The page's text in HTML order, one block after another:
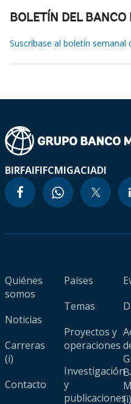
BOLETÍN DEL BANCO
Suscríbase al boletín semanal
BIRFAIFIFCMIGACIADI
Quiénes
somos
Noticias
Carreras
(i)
Contacto
Países
Temas
Proyectos y
operaciones
Investigación
y
publicaciones(i)